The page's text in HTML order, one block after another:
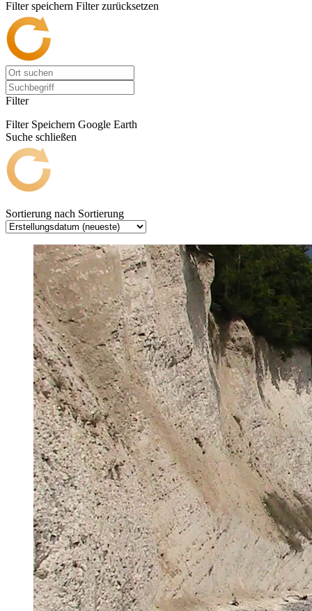
Filter speichern Filter zurücksetzen
Filter
Filter Speichern Google Earth
Suche schließen
Sortierung nach Sortierung